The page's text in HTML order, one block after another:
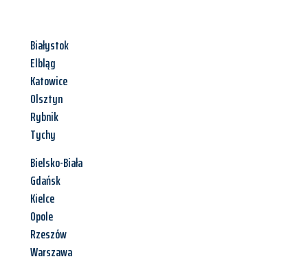
Białystok
Elbląg
Katowice
Olsztyn
Rybnik
Tychy
Bielsko-Biała
Gdańsk
Kielce
Opole
Rzeszów
Warszawa